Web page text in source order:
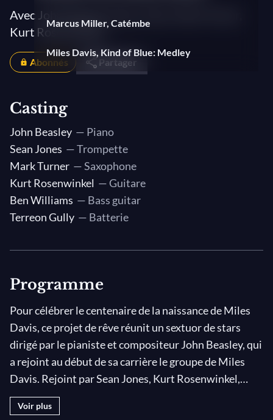
Marcus Miller, Catémbe
Miles Davis, Kind of Blue: Medley
Wayne Shorter, Paraphernalia
Marcus Miller, Splatch
Wayne Shorter, Pinocchio
Avec John Beasley, Sean Jones, Mark Turner,
Kurt Rosenwinkel...
Abonnés Partager
Casting
John Beasley — Piano
Sean Jones — Trompette
Mark Turner — Saxophone
Kurt Rosenwinkel — Guitare
Ben Williams — Bass guitar
Terreon Gully — Batterie
Programme
Pour célébrer le centenaire de la naissance de Miles
Davis, ce projet de rêve réunit un sextuor de stars
dirigé par le pianiste et compositeur John Beasley, qui
a rejoint au début de sa carrière le groupe de Miles
Davis. Rejoint par Sean Jones, Kurt Rosenwinkel,
Mark Turner, Ben Williams, Terreon Gully et Beasley,
l'ensemble interprète la musique de Miles avec ses
Voir plus